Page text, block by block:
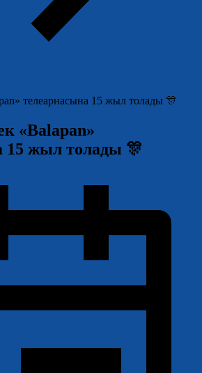
телеарнасына 15 жыл толады 🎊
«Balapan»
15 жыл толады 🎊